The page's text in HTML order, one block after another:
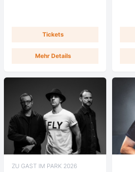
Tickets
Mehr Details
ZU GAST IM PARK 2026